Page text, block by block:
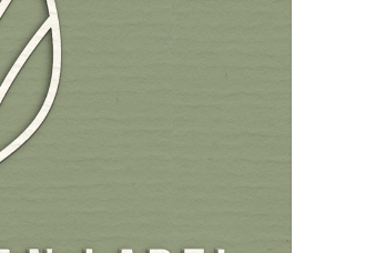
Formen
5-Phosphat)
TMG-Betain ein,